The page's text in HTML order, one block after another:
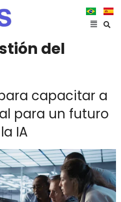
del
capacitar a
para un futuro
IA